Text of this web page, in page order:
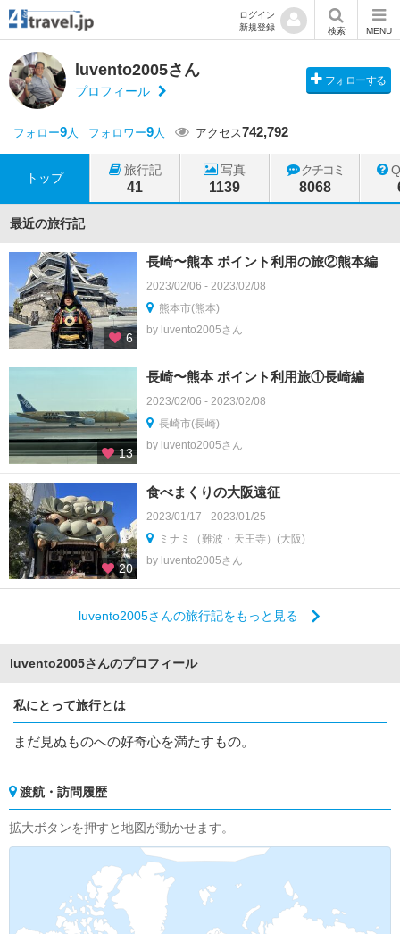
ログイン
新規登録
検索 MENU
luvento2005さん
プロフィール
フォローする
フォロー9人 フォロワー9人 アクセス742,792
トップ
旅行記
41
写真
1139
クチコミ
8068
最近の旅行記
6
長崎〜熊本 ポイント利用の旅②熊本編
2023/02/06 - 2023/02/08
熊本市(熊本)
by luvento2005さん
13
長崎〜熊本 ポイント利用旅①長崎編
2023/02/06 - 2023/02/08
長崎市(長崎)
by luvento2005さん
20
食べまくりの大阪遠征
2023/01/17 - 2023/01/25
ミナミ（難波・天王寺）(大阪)
by luvento2005さん
luvento2005さんの旅行記をもっと見る
luvento2005さんのプロフィール
私にとって旅行とは
まだ見ぬものへの好奇心を満たすもの。
渡航・訪問履歴
拡大ボタンを押すと地図が動かせます。